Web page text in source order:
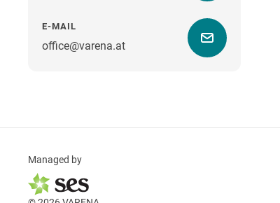
E-MAIL
office@varena.at
Managed by